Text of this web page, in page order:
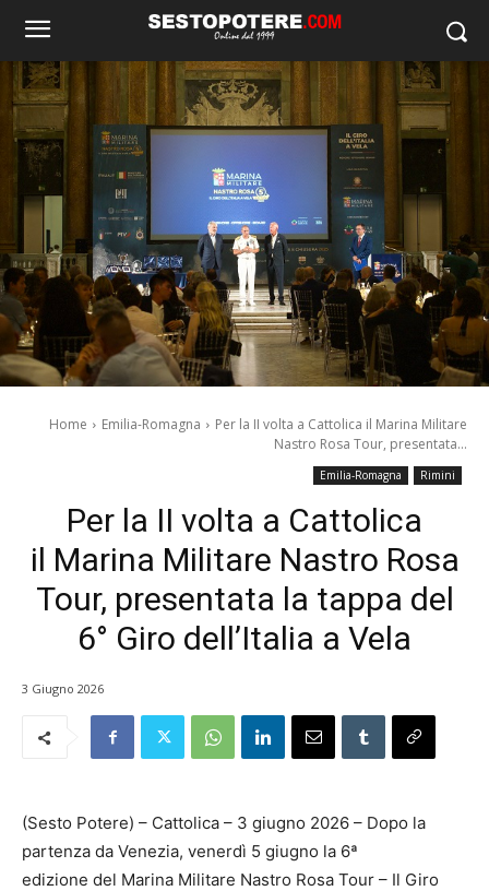
Home Emilia-Romagna
Per la II volta a Cattolica il Marina Militare
Nastro Rosa Tour, presentata...
Emilia-Romagna Rimini
Per la II volta a Cattolica
il Marina Militare Nastro Rosa
Tour, presentata la tappa del
6° Giro dell’Italia a Vela
3 Giugno 2026
(Sesto Potere) – Cattolica – 3 giugno 2026 – Dopo la
partenza da Venezia, venerdì 5 giugno la 6ª
edizione del Marina Militare Nastro Rosa Tour – Il Giro